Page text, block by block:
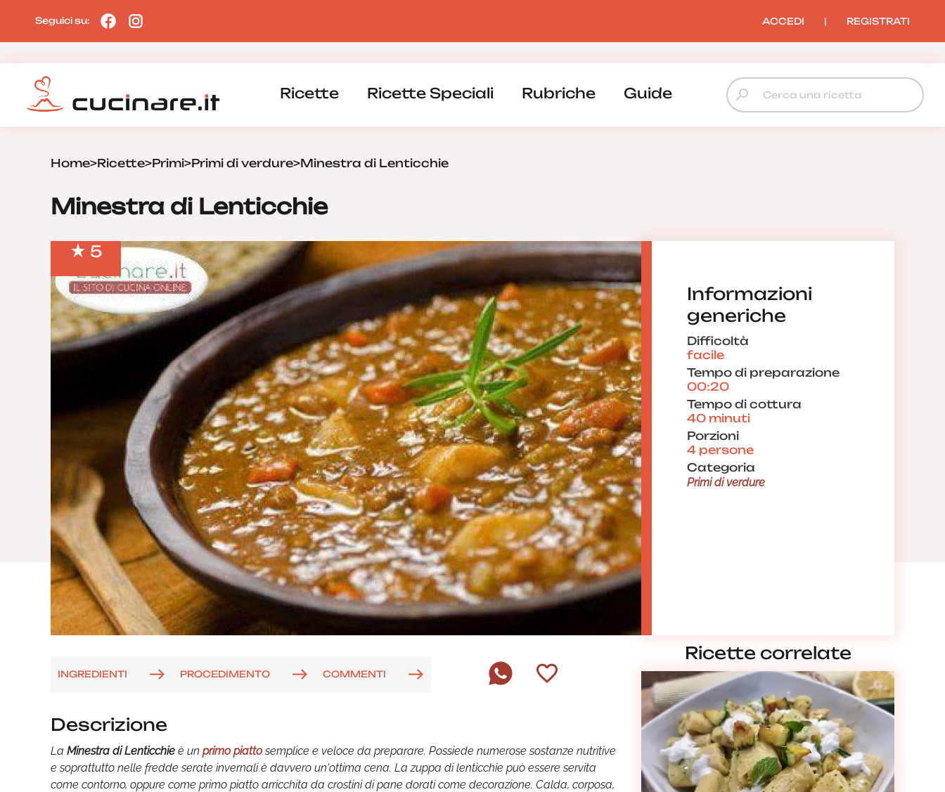
Seguici su: ACCEDI | REGISTRATI
Ricette Ricette Speciali Rubriche Guide
Home>Ricette>Primi>Primi di verdure>Minestra di Lenticchie
Minestra di Lenticchie
5
Informazioni
generiche
Difficoltà
facile
Tempo di preparazione
00:20
Tempo di cottura
40 minuti
Porzioni
4 persone
Categoria
Primi di verdure
INGREDIENTI PROCEDIMENTO COMMENTI
Descrizione
La Minestra di Lenticchie è un primo piattosemplice e veloce da preparare. Possiede numerose sostanze nutritive
e soprattutto nelle fredde serate invernali è davvero un'ottima cena. La zuppa di lenticchie può essere servita
come contorno, oppure come primo piatto arricchita da crostini di pane dorati come decorazione. Calda, corposa,
Ricette correlate